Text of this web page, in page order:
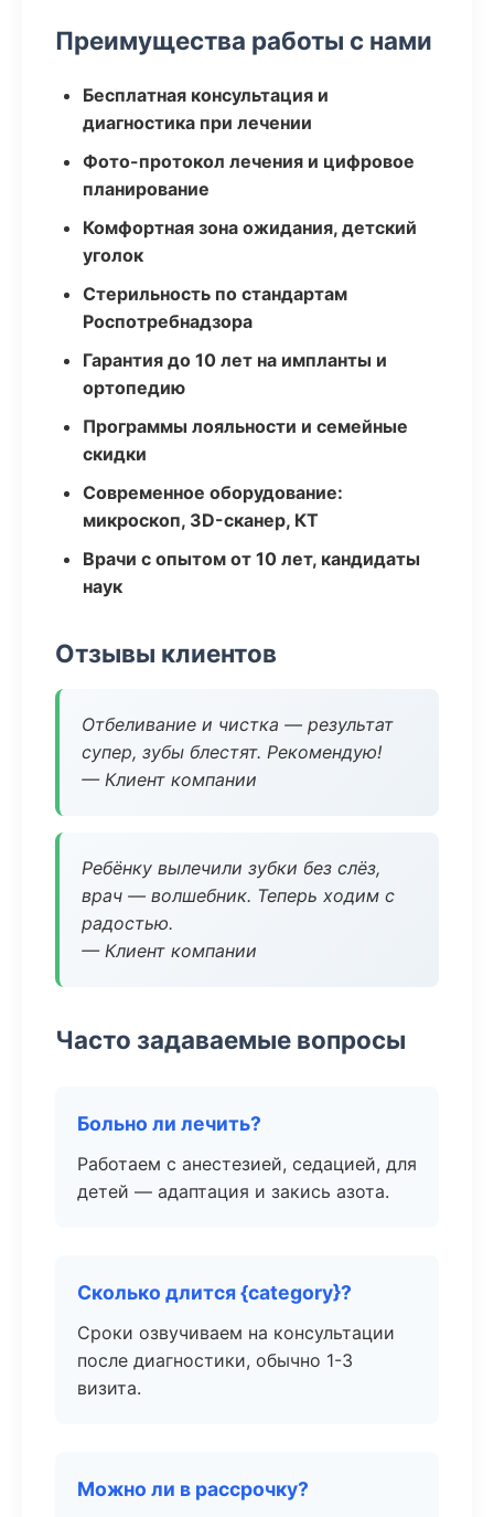
Преимущества работы с нами
Бесплатная консультация и
диагностика при лечении
Фото-протокол лечения и цифровое
планирование
Комфортная зона ожидания, детский
уголок
Стерильность по стандартам
Роспотребнадзора
Гарантия до 10 лет на импланты и
ортопедию
Программы лояльности и семейные
скидки
Современное оборудование:
микроскоп, 3D-сканер, КТ
Врачи с опытом от 10 лет, кандидаты
наук
Отзывы клиентов
Отбеливание и чистка — результат
супер, зубы блестят. Рекомендую!
— Клиент компании
Ребёнку вылечили зубки без слёз,
врач — волшебник. Теперь ходим с
радостью.
— Клиент компании
Часто задаваемые вопросы
Больно ли лечить?
Работаем с анестезией, седацией, для
детей — адаптация и закись азота.
Сколько длится {category}?
Сроки озвучиваем на консультации
после диагностики, обычно 1-3
визита.
Можно ли в рассрочку?